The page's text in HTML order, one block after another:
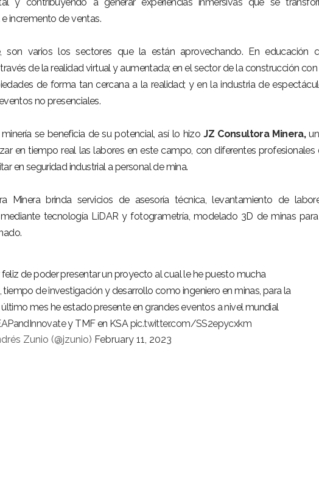
incremento de ventas.
son varios los sectores que la están aprovechando. En educación
de la realidad virtual y aumentada; en el sector de la construcción
de forma tan cercana a la realidad; y en la industria de
no presenciales.
se beneficia de su potencial, así lo hizoJZ Consultora Minera,un
en tiempo real las labores en este campo, con diferentes profesionales
en seguridad industrial a personal de mina.
Minera brinda servicios de asesoría técnica, levantamiento de
mediante tecnología LiDAR y fotogrametría, modelado 3D de minas
de poder presentar un proyecto al cual le he puesto mucha
tiempo de investigación y desarrollo como ingeniero en minas, para la
último mes he estado presente en grandes eventos a nivel mundial
y TMF en KSApic.twitter.com/SS2epycxkm
Zunio (@jzunio) February 11, 2023